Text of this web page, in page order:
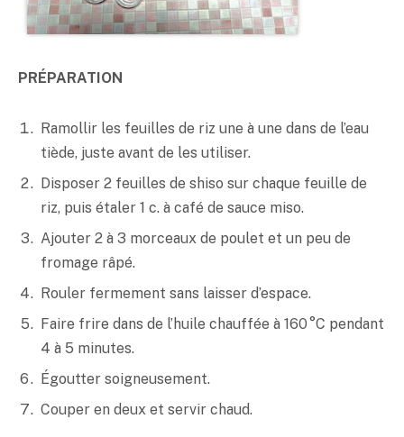
PRÉPARATION
Ramollir les feuilles de riz une à une dans de l’eau
tiède, juste avant de les utiliser.
Disposer 2 feuilles de shiso sur chaque feuille de
riz, puis étaler 1 c. à café de sauce miso.
Ajouter 2 à 3 morceaux de poulet et un peu de
fromage râpé.
Rouler fermement sans laisser d’espace.
Faire frire dans de l’huile chauffée à 160 °C pendant
4 à 5 minutes.
Égoutter soigneusement.
Couper en deux et servir chaud.